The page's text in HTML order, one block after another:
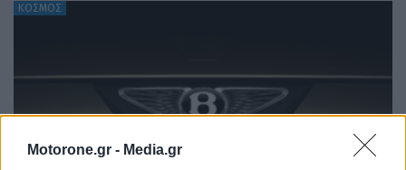
Motorone.gr - Media.gr
ΚΟΣΜΟΣ